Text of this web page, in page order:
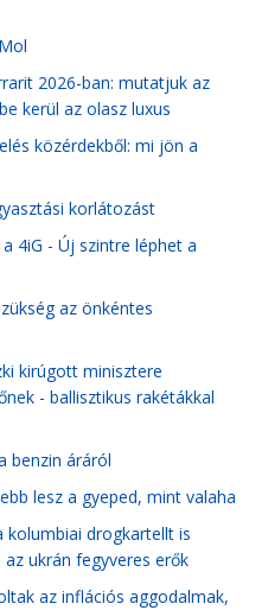
2026-ban: mutatjuk az
kerül az olasz luxus
közérdekből: mi jön a
korlátozást
4iG - Új szintre léphet a
az önkéntes
kirúgott minisztere
- ballisztikus rakétákkal
benzin áráról
lesz a gyeped, mint valaha
kolumbiai drogkartellt is
ukrán fegyveres erők
az inflációs aggodalmak,